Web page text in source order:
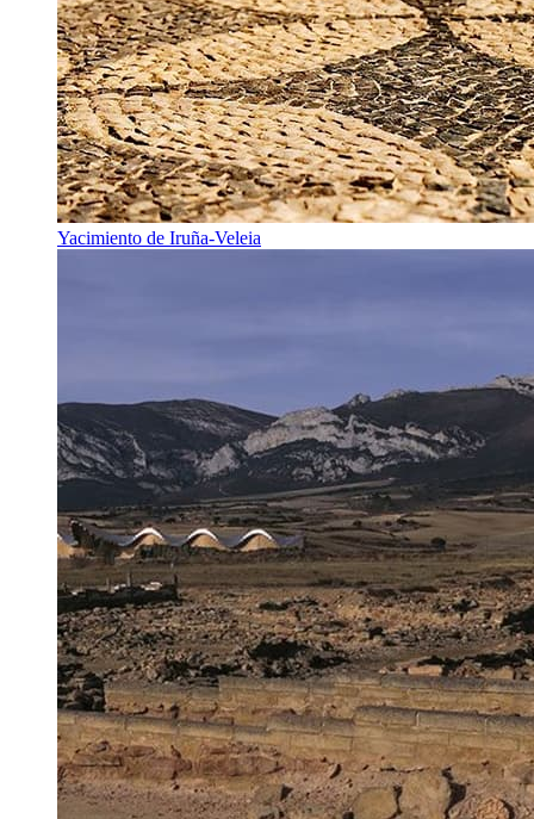
Yacimiento de Iruña-Veleia